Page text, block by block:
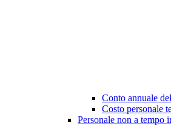
Conto annuale
Costo personale
Personale non a tempo